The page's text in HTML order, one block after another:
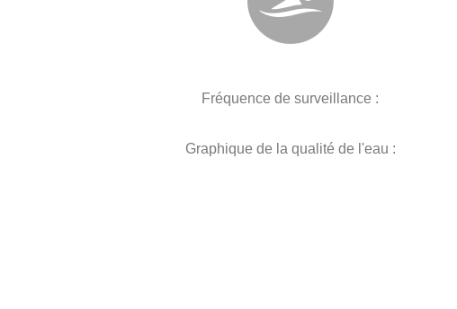
Fréquence de surveillance :
Graphique de la qualité de l'eau :